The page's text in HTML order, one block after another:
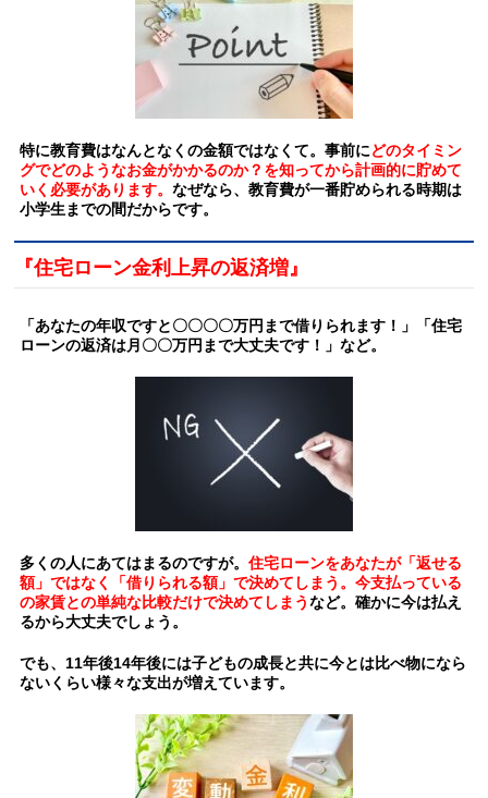
特に教育費はなんとなくの金額ではなくて。事前にどのタイミン
グでどのようなお金がかかるのか？を知ってから計画的に貯めて
いく必要があります。なぜなら、教育費が一番貯められる時期は
小学生までの間だからです。
『住宅ローン金利上昇の返済増』
「あなたの年収ですと〇〇〇〇万円まで借りられます！」「住宅
ローンの返済は月〇〇万円まで大丈夫です！」など。
多くの人にあてはまるのですが。住宅ローンをあなたが「返せる
額」ではなく「借りられる額」で決めてしまう。今支払っている
の家賃との単純な比較だけで決めてしまうなど。確かに今は払え
るから大丈夫でしょう。
でも、11年後14年後には子どもの成長と共に今とは比べ物になら
ないくらい様々な支出が増えています。